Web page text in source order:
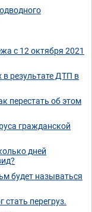
с 12 октября 2021
результате ДТП в
перестать об этом
гражданской
дней
будет называться
перегруз.